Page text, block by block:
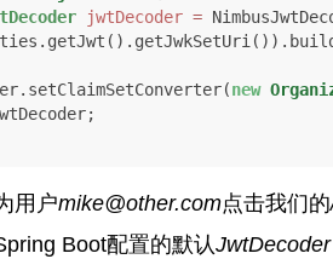
jwtDecoder =
new
用户mike@other.com点击我们的
Boot配置的默认JwtDecoder